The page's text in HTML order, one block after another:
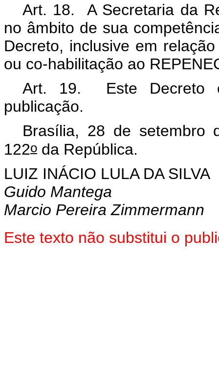
Art. 18. A Secretaria da
no âmbito de sua
Decreto, inclusive em
ou co-habilitação ao
Art. 19. Este Decreto
publicação.
Brasília, 28 de setembro
122o da República.
LUIZ INÁCIO LULA DA SILVA
Guido Mantega
Marcio Pereira Zimmermann
Este texto não substitui o